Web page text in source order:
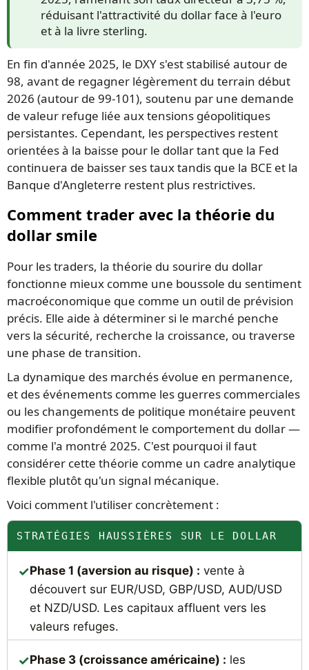
réduisant l'attractivité du dollar face à l'euro
et à la livre sterling.
En fin d'année 2025, le DXY s'est stabilisé autour de
98, avant de regagner légèrement du terrain début
2026 (autour de 99-101), soutenu par une demande
de valeur refuge liée aux tensions géopolitiques
persistantes. Cependant, les perspectives restent
orientées à la baisse pour le dollar tant que la Fed
continuera de baisser ses taux tandis que la BCE et la
Banque d'Angleterre restent plus restrictives.
Comment trader avec la théorie du
dollar smile
Pour les traders, la théorie du sourire du dollar
fonctionne mieux comme une boussole du sentiment
macroéconomique que comme un outil de prévision
précis. Elle aide à déterminer si le marché penche
vers la sécurité, recherche la croissance, ou traverse
une phase de transition.
La dynamique des marchés évolue en permanence,
et des événements comme les guerres commerciales
ou les changements de politique monétaire peuvent
modifier profondément le comportement du dollar —
comme l'a montré 2025. C'est pourquoi il faut
considérer cette théorie comme un cadre analytique
flexible plutôt qu'un signal mécanique.
Voici comment l'utiliser concrètement :
STRATÉGIES HAUSSIÈRES SUR LE DOLLAR
Phase 1 (aversion au risque) : vente à
découvert sur EUR/USD, GBP/USD, AUD/USD
et NZD/USD. Les capitaux affluent vers les
valeurs refuges.
Phase 3 (croissance américaine) : les